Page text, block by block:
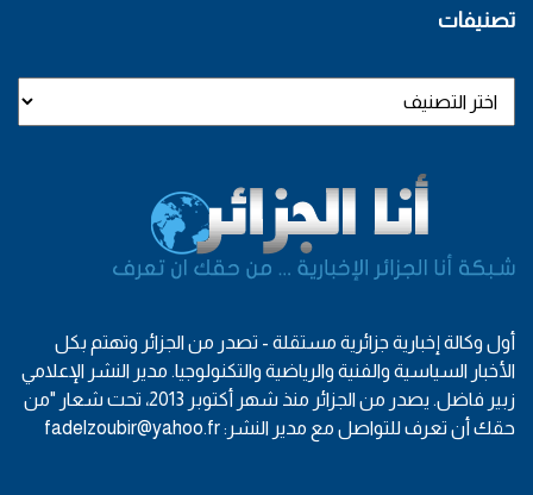
تصنيفات
أول وكالة إخبارية جزائرية مستقلة - تصدر من الجزائر وتهتم بكل
الأخبار السياسية والفنية والرياضية والتكنولوجيا. مدير النشر الإعلامي
زبير فاضل. يصدر من الجزائر منذ شهر أكتوبر 2013، تحت شعار "من
حقك أن تعرف للتواصل مع مدير النشر: fadelzoubir@yahoo.fr